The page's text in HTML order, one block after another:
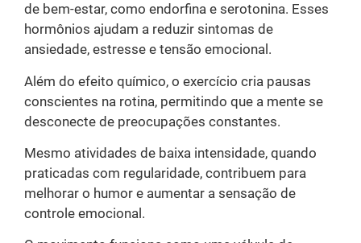
de bem-estar, como endorfina e serotonina. Esses
hormônios ajudam a reduzir sintomas de
ansiedade, estresse e tensão emocional.
Além do efeito químico, o exercício cria pausas
conscientes na rotina, permitindo que a mente se
desconecte de preocupações constantes.
Mesmo atividades de baixa intensidade, quando
praticadas com regularidade, contribuem para
melhorar o humor e aumentar a sensação de
controle emocional.